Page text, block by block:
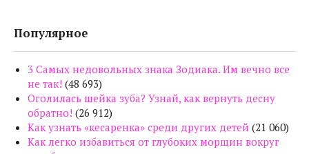
Популярное
3 Самых недовольных знака Зодиака. Им вечно все
не так! (48 693)
Оголилась шейка зуба? Узнай, как вернуть десну
обратно! (26 912)
Как узнать «кесаренка» среди других детей (21 060)
Как легко избавиться от глубоких морщин вокруг